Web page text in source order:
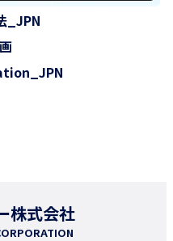
_JPN
株式会社